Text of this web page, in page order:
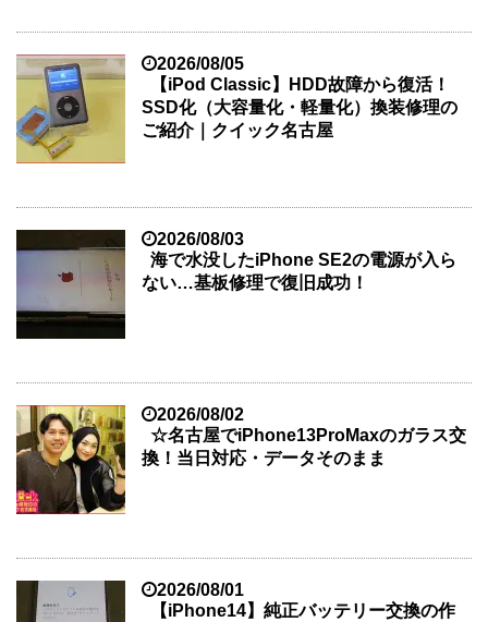
2026/08/05
【iPod Classic】HDD故障から復活！
SSD化（大容量化・軽量化）換装修理の
ご紹介｜クイック名古屋
2026/08/03
海で水没したiPhone SE2の電源が入ら
ない…基板修理で復旧成功！
2026/08/02
☆名古屋でiPhone13ProMaxのガラス交
換！当日対応・データそのまま
2026/08/01
【iPhone14】純正バッテリー交換の作